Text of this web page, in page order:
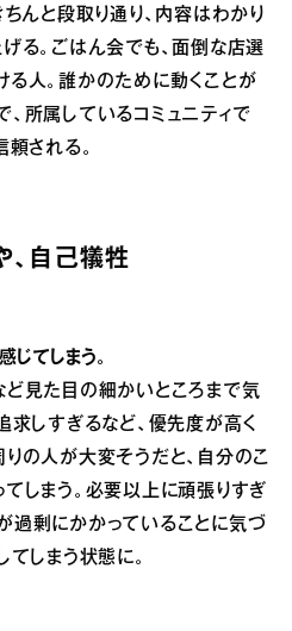
んと段取り通り、内容はわかり
る。ごはん会でも、面倒な店選
る人。誰かのために動くことが
所属しているコミュニティで
される。
、自己犠牲
じてしまう。
ど見た目の細かいところまで気
求しすぎるなど、優先度が高く
の人が大変そうだと、自分のこ
しまう。必要以上に頑張りすぎ
過剰にかかっていることに気づ
てしまう状態に。